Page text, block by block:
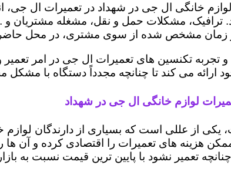
خانگی ال جی در شهداد در تعمیرات ال
ترافیک، مشکلات حمل و نقل، مشغله مشتریان
در زمان مشخص شده از سوی مشتری، در محل
و تجربه تکنسین های تعمیرات ال جی در امر
ارائه می کند تا چنانچه مجدداً دستگاه با
لوازم خانگی ال جی در شهداد
یکی از عللی است که بسیاری از دارندگان
هزینه های تعمیرات را اقتصادی کرده و آن
تعمیر نشود با پایین ترین قیمت نسبت به